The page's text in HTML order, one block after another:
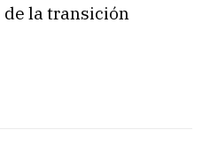
de la transición